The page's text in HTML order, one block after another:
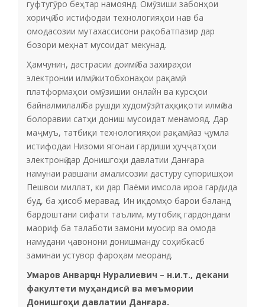
гуфтугӯро беҳтар намоянд. Омӯзиши забонҳои
хориҷӣ бо истифодаи технологияҳои нав ба
омодасозии мутахассисони рақобатпазир дар
бозори меҳнат мусоидат мекунад.
Ҳамчунин, дастрасии доимӣ ба захираҳои
электронии илмӣ, китобхонаҳои рақамӣ,
платформаҳои омӯзишии онлайн ва курсҳои
байналмилалӣ ба рушди худомӯзӣ, таҳқиқоти илмӣ ва
болоравии сатҳи дониш мусоидат менамояд. Дар
маҷмуъ, татбиқи технологияҳои рақамӣ, аз ҷумла
истифодаи Низоми ягонаи гардиши ҳуҷҷатҳои
электронӣ дар Донишгоҳи давлатии Данғара
намунаи равшани амалисозии дастуру супоришҳои
Пешвои миллат, ки дар Паёми имсола ироа гардида
буд, ба ҳисоб меравад. Ин иқдомҳо барои баланд
бардоштани сифати таълим, мутобиқ гардондани
маориф ба талаботи замони муосир ва омода
намудани ҷавонони донишманду соҳибкасб
заминаи устувор фароҳам меоранд.
Умаров Анварҷон Нуралиевич – н.и.т., декани
факултети муҳандисӣ ва меъмории
Донишгоҳи давлатии Данғара.